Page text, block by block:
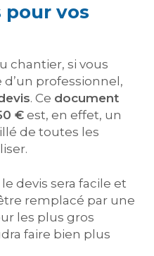
pour vos
chantier, si vous
professionnel,
. Ce document
€ est, en effet, un
de toutes les
devis sera facile et
remplacé par une
les plus gros
faire bien plus